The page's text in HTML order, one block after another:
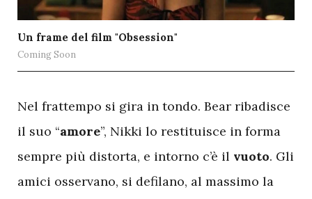
Un frame del film "Obsession"
Coming Soon
Nel frattempo si gira in tondo. Bear ribadisce
il suo “amore”, Nikki lo restituisce in forma
sempre più distorta, e intorno c’è il vuoto. Gli
amici osservano, si defilano, al massimo la